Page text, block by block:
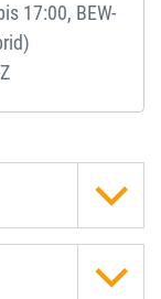
17:00, BEW-